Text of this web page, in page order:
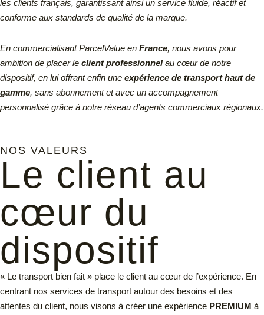
les clients français, garantissant ainsi un service fluide, réactif et
conforme aux standards de qualité de la marque.
En commercialisant ParcelValue en France, nous avons pour
ambition de placer le client professionnelau cœur de notre
dispositif, en lui offrant enfin une expérience de transport haut de
gamme, sans abonnement et avec un accompagnement
personnalisé grâce à notre réseau d’agents commerciaux régionaux.
NOS VALEURS
Le client au
cœur du
dispositif
« Le transport bien fait » place le client au cœur de l’expérience. En
centrant nos services de transport autour des besoins et des
attentes du client, nous visons à créer une expérience PREMIUM à